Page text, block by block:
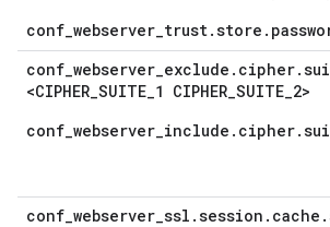
<CIPHER_SUITE_1 CIPHER_SUITE_2>